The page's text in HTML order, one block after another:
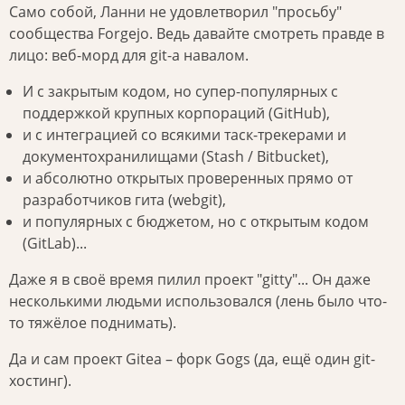
Само собой, Ланни не удовлетворил "просьбу"
сообщества Forgejo. Ведь давайте смотреть правде в
лицо: веб-морд для git-а навалом.
И с закрытым кодом, но супер-популярных с
поддержкой крупных корпораций (GitHub),
и с интеграцией со всякими таск-трекерами и
документохранилищами (Stash / Bitbucket),
и абсолютно открытых проверенных прямо от
разработчиков гита (webgit),
и популярных с бюджетом, но с открытым кодом
(GitLab)...
Даже я в своё время пилил проект "gitty"... Он даже
несколькими людьми использовался (лень было что-
то тяжёлое поднимать).
Да и сам проект Gitea – форк Gogs (да, ещё один git-
хостинг).